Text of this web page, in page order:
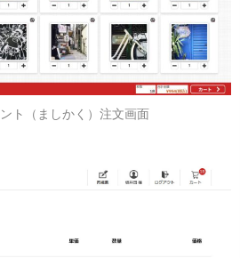
ト（ましかく）注文画面